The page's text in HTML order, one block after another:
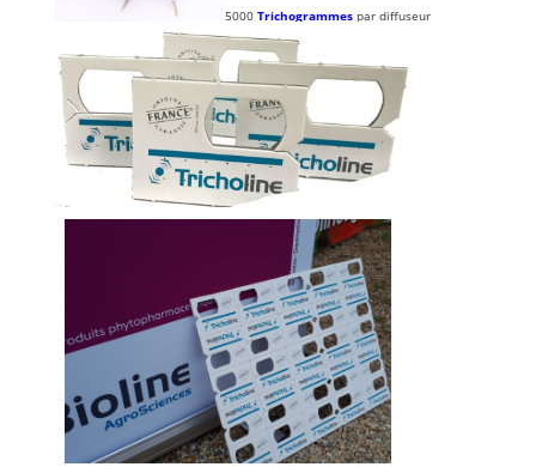
5000 Trichogrammespar diffuseur